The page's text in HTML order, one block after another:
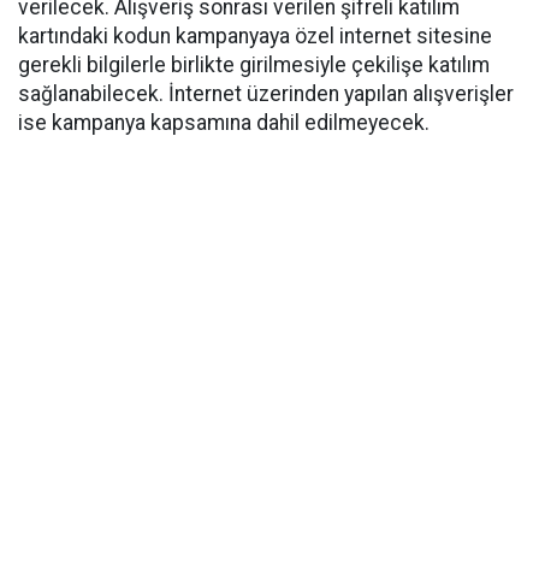
verilecek. Alışveriş sonrası verilen şifreli katılım
kartındaki kodun kampanyaya özel internet sitesine
gerekli bilgilerle birlikte girilmesiyle çekilişe katılım
sağlanabilecek. İnternet üzerinden yapılan alışverişler
ise kampanya kapsamına dahil edilmeyecek.